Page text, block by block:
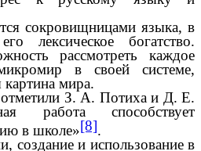
языка, в
лексическое богатство.
рассмотреть каждое
в своей системе,
мира.
З. А. Потиха и Д. Е.
работа способствует
в школе»[8].
создание и использование в